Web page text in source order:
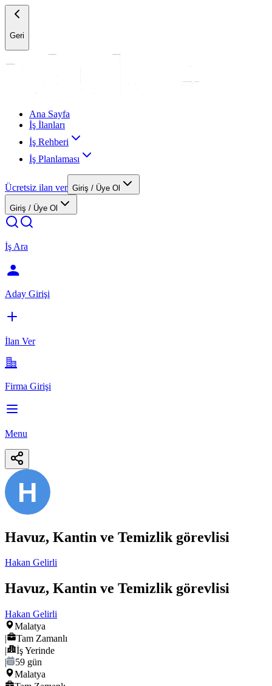
Geri
Ana Sayfa
İş İlanları
İş Rehberi
İş Planlaması
Ücretsiz ilan ver Giriş / Üye Ol
Giriş / Üye Ol
İş Ara
Aday Girişi
İlan Ver
Firma Girişi
Menu
H
Havuz, Kantin ve Temizlik görevlisi
Hakan Gelirli
Havuz, Kantin ve Temizlik görevlisi
Hakan Gelirli
Malatya
|
Tam Zamanlı
|
İş Yerinde
|
59 gün
Malatya